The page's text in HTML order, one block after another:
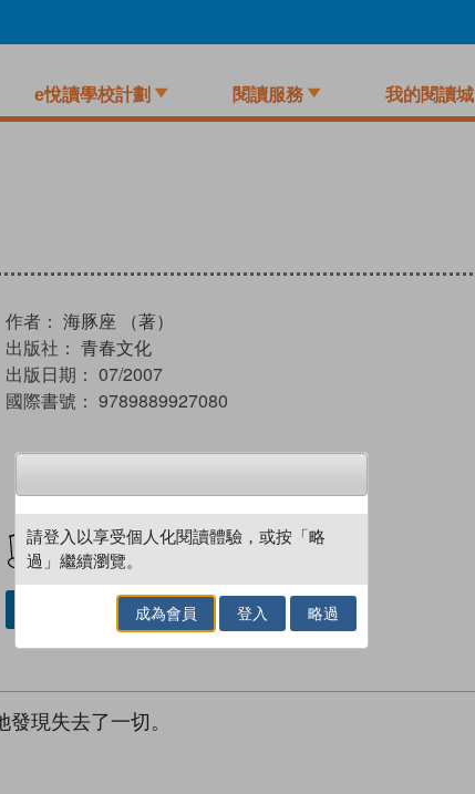
e悅讀學校計劃 閱讀服務 我的閱讀城
作者： 海豚座 （著）
出版社： 青春文化
出版日期： 07/2007
國際書號： 9789889927080
加入閱讀紀錄
借閱實體書
現失去了一切。
請登入以享受個人化閱讀體驗，或按「略
過」繼續瀏覽。
成為會員 登入 略過